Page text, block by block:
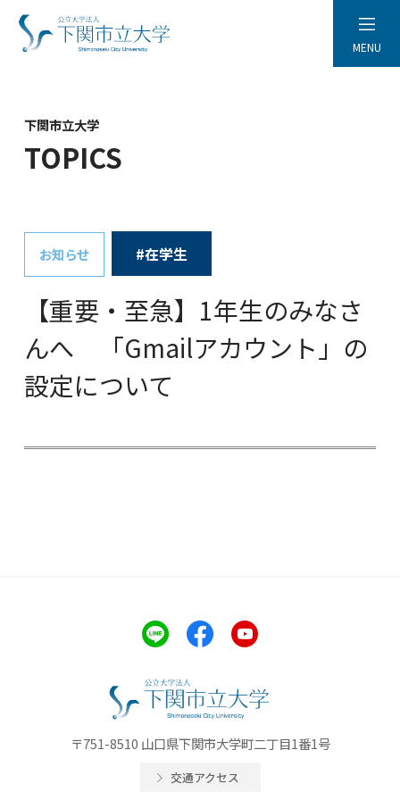
MENU
下関市立大学
TOPICS
お知らせ #在学生
【重要・至急】1年生のみなさ
んへ 「Gmailアカウント」の
設定について
〒751-8510 山口県下関市大学町二丁目1番1号
交通アクセス